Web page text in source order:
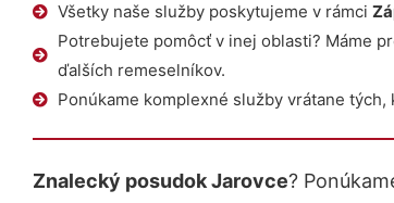
Všetky naše služby poskytujeme v rámci
Potrebujete pomôcť v inej oblasti? Máme
ďalších remeselníkov.
Ponúkame komplexné služby vrátane
Znalecký posudok Jarovce?